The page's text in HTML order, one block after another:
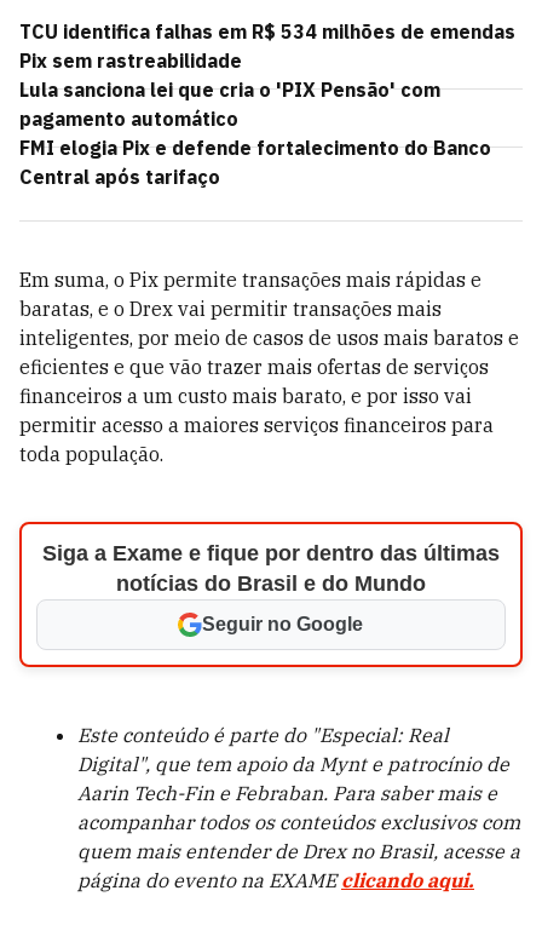
TCU identifica falhas em R$ 534 milhões de emendas
Pix sem rastreabilidade
Lula sanciona lei que cria o 'PIX Pensão' com
pagamento automático
FMI elogia Pix e defende fortalecimento do Banco
Central após tarifaço
Em suma, o Pix permite transações mais rápidas e
baratas, e o Drex vai permitir transações mais
inteligentes, por meio de casos de usos mais baratos e
eficientes e que vão trazer mais ofertas de serviços
financeiros a um custo mais barato, e por isso vai
permitir acesso a maiores serviços financeiros para
toda população.
Siga a Exame e fique por dentro das últimas
notícias do Brasil e do Mundo
Seguir no Google
Este conteúdo é parte do "Especial: Real
Digital", que tem apoio da Mynt e patrocínio de
Aarin Tech-Fin e Febraban. Para saber mais e
acompanhar todos os conteúdos exclusivos com
quem mais entender de Drex no Brasil, acesse a
página do evento na EXAMEclicando aqui.